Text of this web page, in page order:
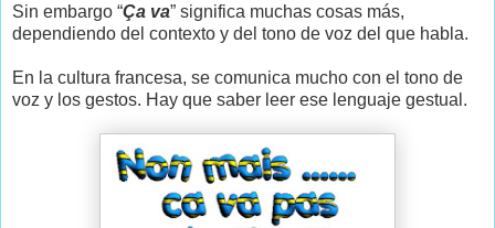
Sin embargo “Ça va” significa muchas cosas más,
dependiendo del contexto y del tono de voz del que habla.
En la cultura francesa, se comunica mucho con el tono de
voz y los gestos. Hay que saber leer ese lenguaje gestual.